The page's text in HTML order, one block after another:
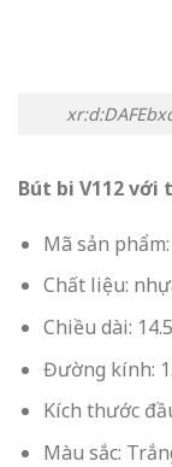
Bút bi V112 với
Mã sản
Chất liệu:
Chiều dài:
Đường kính:
Kích thước
Màu sắc: